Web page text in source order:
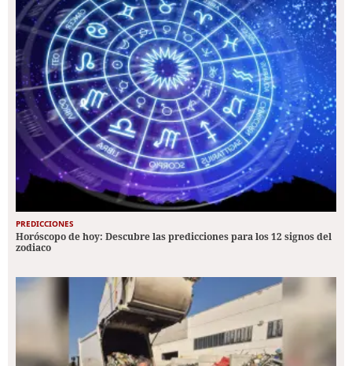
PREDICCIONES
Horóscopo de hoy: Descubre las predicciones para los 12 signos del
zodiaco